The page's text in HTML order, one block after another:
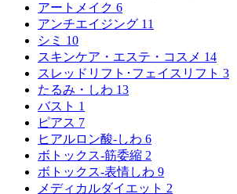
アートメイク 6
アンチエイジング 11
シミ 10
スキンケア・エステ・コスメ 14
スレッドリフト･フェイスリフト 3
たるみ・しわ 13
バスト 1
ピアス 7
ヒアルロン酸-しわ 6
ボトックス‐筋委縮 2
ボトックス‐表情しわ 9
メディカルダイエット 2